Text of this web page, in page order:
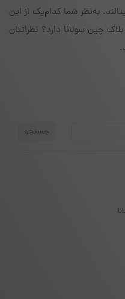
به‌نظر شما کدام‌یک از این
چین سولانا دارد؟ نظراتتان
جستجو